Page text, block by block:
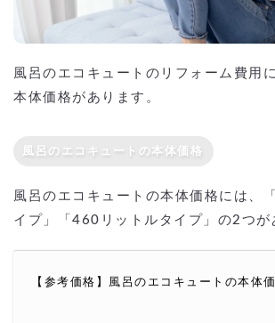
風呂のエコキュートのリフォーム費用
本体価格があります。
風呂のエコキュートの本体価格
風呂のエコキュートの本体価格には、
イプ」「460リットルタイプ」の2つが
【参考価格】風呂のエコキュートの本体